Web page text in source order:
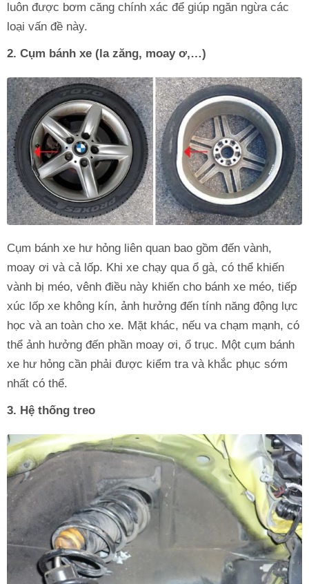
luôn được bơm căng chính xác để giúp ngăn ngừa các
loại vấn đề này.
2. Cụm bánh xe (la zăng, moay ơ,…)
Cụm bánh xe hư hỏng liên quan bao gồm đến vành,
moay ơi và cả lốp. Khi xe chạy qua ổ gà, có thể khiến
vành bị méo, vênh điều này khiến cho bánh xe méo, tiếp
xúc lốp xe không kín, ảnh hưởng đến tính năng động lực
học và an toàn cho xe. Mặt khác, nếu va chạm mạnh, có
thể ảnh hưởng đến phần moay ơi, ổ trục. Một cụm bánh
xe hư hỏng cần phải được kiểm tra và khắc phục sớm
nhất có thể.
3. Hệ thống treo